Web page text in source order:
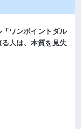
ワンポイントダル
人は、本質を見失